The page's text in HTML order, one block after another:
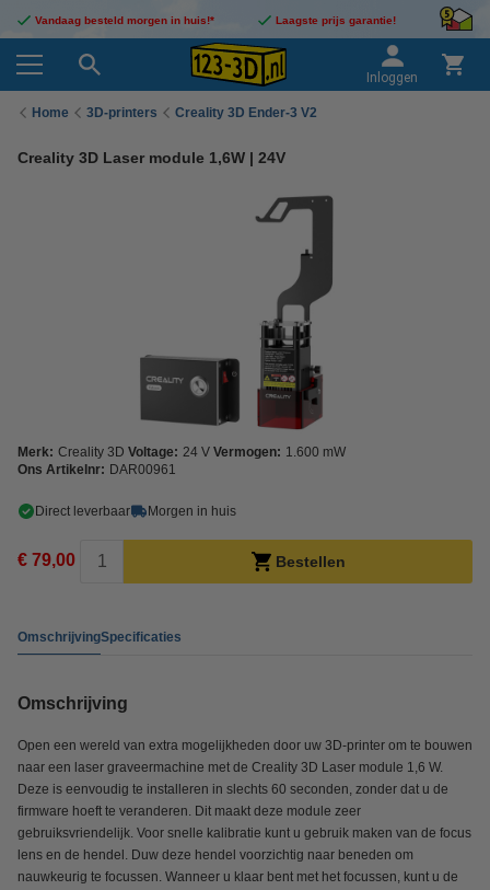
Vandaag besteld morgen in huis!* Laagste prijs garantie!
Inloggen
Home 3D-printers Creality 3D Ender-3 V2
Creality 3D Laser module 1,6W | 24V
Merk: Creality 3D Voltage: 24 V Vermogen: 1.600 mW
Ons Artikelnr: DAR00961
Direct leverbaar Morgen in huis
€ 79,00 Bestellen
OmschrijvingSpecificaties
Omschrijving
Open een wereld van extra mogelijkheden door uw 3D-printer om te bouwen
naar een laser graveermachine met de Creality 3D Laser module 1,6 W.
Deze is eenvoudig te installeren in slechts 60 seconden, zonder dat u de
firmware hoeft te veranderen. Dit maakt deze module zeer
gebruiksvriendelijk. Voor snelle kalibratie kunt u gebruik maken van de focus
lens en de hendel. Duw deze hendel voorzichtig naar beneden om
nauwkeurig te focussen. Wanneer u klaar bent met het focussen, kunt u de